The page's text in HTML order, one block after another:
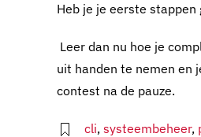
Heb je je eerste stappen
Leer dan nu hoe je
uit handen te nemen en
contest na de pauze.
cli, systeembeheer,